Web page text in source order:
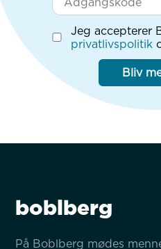
Jeg accepterer
privatlivspolitik
Bliv
boblberg
På Boblberg mødes